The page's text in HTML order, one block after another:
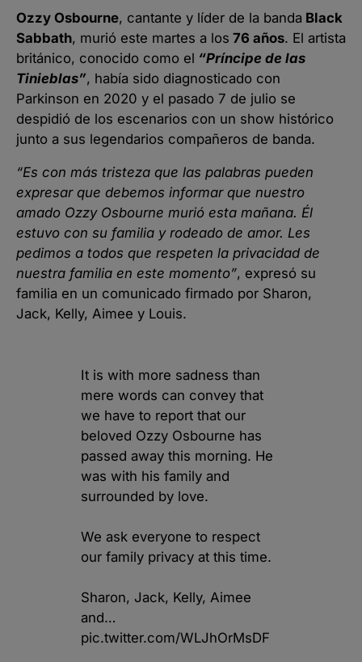
Ozzy Osbourne, cantante y líder de la banda Black
Sabbath, murió este martes a los 76 años. El artista
británico, conocido como el “Príncipe de las
Tinieblas”, había sido diagnosticado con
Parkinson en 2020 y el pasado 7 de julio se
despidió de los escenarios con un show histórico
junto a sus legendarios compañeros de banda.
“Es con más tristeza que las palabras pueden
expresar que debemos informar que nuestro
amado Ozzy Osbourne murió esta mañana. Él
estuvo con su familia y rodeado de amor. Les
pedimos a todos que respeten la privacidad de
nuestra familia en este momento”, expresó su
familia en un comunicado firmado por Sharon,
Jack, Kelly, Aimee y Louis.
It is with more sadness than
mere words can convey that
we have to report that our
beloved Ozzy Osbourne has
passed away this morning. He
was with his family and
surrounded by love.
We ask everyone to respect
our family privacy at this time.
Sharon, Jack, Kelly, Aimee
and…
pic.twitter.com/WLJhOrMsDF